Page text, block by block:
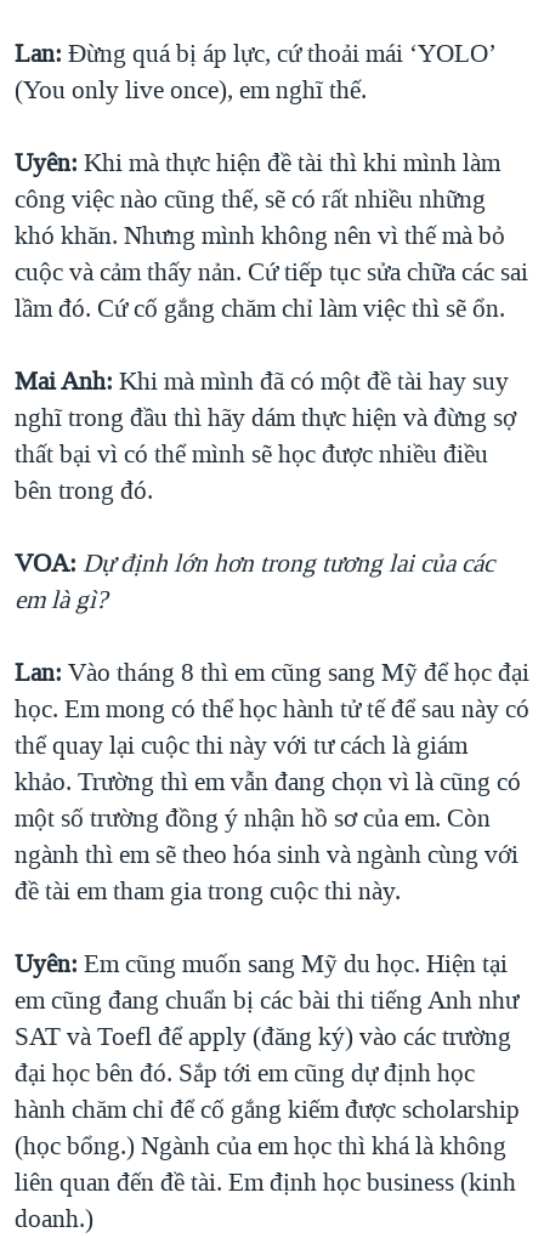
Lan: Đừng quá bị áp lực, cứ thoải mái ‘YOLO’
(You only live once), em nghĩ thế.
Uyên: Khi mà thực hiện đề tài thì khi mình làm
công việc nào cũng thế, sẽ có rất nhiều những
khó khăn. Nhưng mình không nên vì thế mà bỏ
cuộc và cảm thấy nản. Cứ tiếp tục sửa chữa các sai
lầm đó. Cứ cố gắng chăm chỉ làm việc thì sẽ ổn.
Mai Anh: Khi mà mình đã có một đề tài hay suy
nghĩ trong đầu thì hãy dám thực hiện và đừng sợ
thất bại vì có thể mình sẽ học được nhiều điều
bên trong đó.
VOA: Dự định lớn hơn trong tương lai của các
em là gì?
Lan: Vào tháng 8 thì em cũng sang Mỹ để học đại
học. Em mong có thể học hành tử tế để sau này có
thể quay lại cuộc thi này với tư cách là giám
khảo. Trường thì em vẫn đang chọn vì là cũng có
một số trường đồng ý nhận hồ sơ của em. Còn
ngành thì em sẽ theo hóa sinh và ngành cùng với
đề tài em tham gia trong cuộc thi này.
Uyên: Em cũng muốn sang Mỹ du học. Hiện tại
em cũng đang chuẩn bị các bài thi tiếng Anh như
SAT và Toefl để apply (đăng ký) vào các trường
đại học bên đó. Sắp tới em cũng dự định học
hành chăm chỉ để cố gắng kiếm được scholarship
(học bổng.) Ngành của em học thì khá là không
liên quan đến đề tài. Em định học business (kinh
doanh.)